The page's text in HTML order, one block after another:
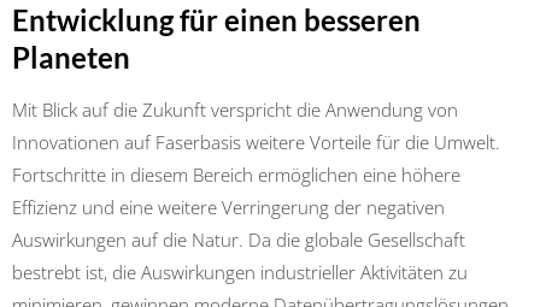
Entwicklung für einen besseren
Planeten
Mit Blick auf die Zukunft verspricht die Anwendung von
Innovationen auf Faserbasis weitere Vorteile für die Umwelt.
Fortschritte in diesem Bereich ermöglichen eine höhere
Effizienz und eine weitere Verringerung der negativen
Auswirkungen auf die Natur. Da die globale Gesellschaft
bestrebt ist, die Auswirkungen industrieller Aktivitäten zu